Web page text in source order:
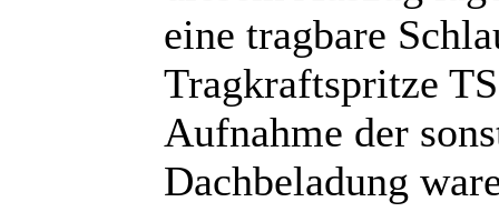
eine tragbare
Tragkraftspritze
Aufnahme der
Dachbeladung